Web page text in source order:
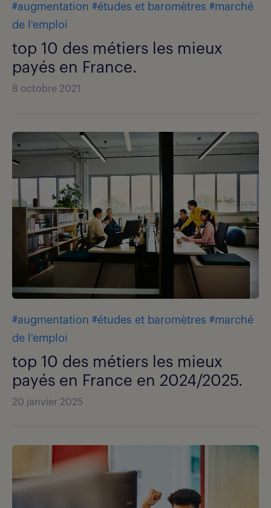
#augmentation #études et baromètres #marché
de l'emploi
top 10 des métiers les mieux
payés en France.
8 octobre 2021
#augmentation #études et baromètres #marché
de l'emploi
top 10 des métiers les mieux
payés en France en 2024/2025.
20 janvier 2025